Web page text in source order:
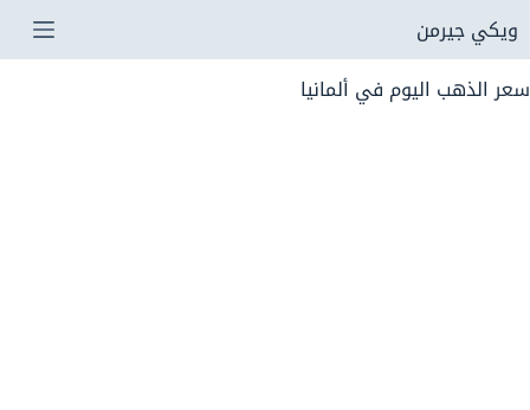
التجاوز
إلى
المحتوى
ويكي جيرمن
سعر الذهب اليوم في ألمانيا